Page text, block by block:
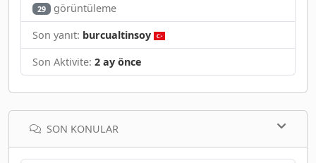
29
görüntüleme
Son yanıt: burcualtinsoy
Son Aktivite: 2 ay önce
SON KONULAR